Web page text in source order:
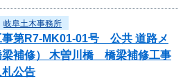
岐阜土木事務所
事第R7-MK01-01号 公共 道路メ
梁補修） 木曽川橋 橋梁補修工事
公告